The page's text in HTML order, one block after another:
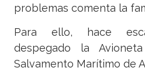
problemas comenta la
Para ello, hace
despegado la
Salvamento Marítimo de